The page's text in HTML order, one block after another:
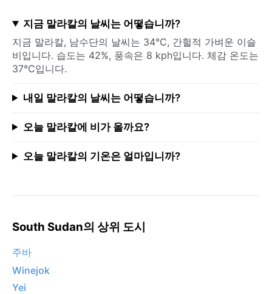
지금 말라칼의 날씨는 어떻습니까?
지금 말라칼, 남수단의 날씨는 34°C, 간헐적 가벼운 이슬
비입니다. 습도는 42%, 풍속은 8 kph입니다. 체감 온도는
37°C입니다.
내일 말라칼의 날씨는 어떻습니까?
오늘 말라칼에 비가 올까요?
오늘 말라칼의 기온은 얼마입니까?
South Sudan의 상위 도시
주바
Winejok
Yei